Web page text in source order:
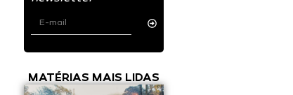
MATÉRIAS MAIS LIDAS